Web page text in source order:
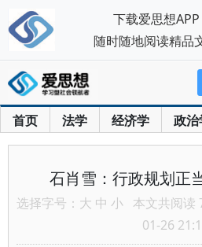
首页 法学 经济学 政治
石肖雪：行政规划正
选择字号： 大 中 小 本文共阅读
01-26
下载爱思想APP
随时随地阅读精品